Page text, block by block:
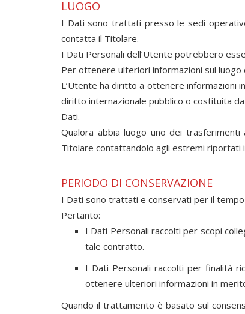
LUOGO
I Dati sono trattati presso le sedi
contatta il Titolare.
I Dati Personali dell’Utente potrebbero
Per ottenere ulteriori informazioni sul
L’Utente ha diritto a ottenere informazioni
diritto internazionale pubblico o costituita
Dati.
Qualora abbia luogo uno dei
Titolare contattandolo agli estremi riportati
PERIODO DI CONSERVAZIONE
I Dati sono trattati e conservati per il
Pertanto:
I Dati Personali raccolti per scopi
tale contratto.
I Dati Personali raccolti per finalità
ottenere ulteriori informazioni in
Quando il trattamento è basato sul